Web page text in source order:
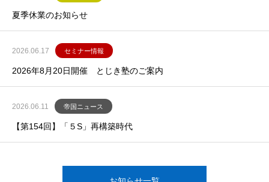
夏季休業のお知らせ
2026.06.17 セミナー情報
2026年8月20日開催 とじき塾のご案内
2026.06.11 帝国ニュース
【第154回】「５S」再構築時代